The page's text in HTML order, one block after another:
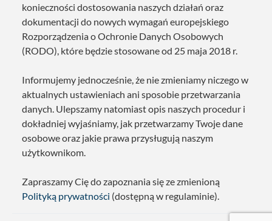
konieczności dostosowania naszych działań oraz
dokumentacji do nowych wymagań europejskiego
Rozporządzenia o Ochronie Danych Osobowych
(RODO), które będzie stosowane od 25 maja 2018 r.
Informujemy jednocześnie, że nie zmieniamy niczego w
aktualnych ustawieniach ani sposobie przetwarzania
danych. Ulepszamy natomiast opis naszych procedur i
dokładniej wyjaśniamy, jak przetwarzamy Twoje dane
osobowe oraz jakie prawa przysługują naszym
użytkownikom.
Zapraszamy Cię do zapoznania się ze zmienioną
Polityką prywatności (dostępną w regulaminie).